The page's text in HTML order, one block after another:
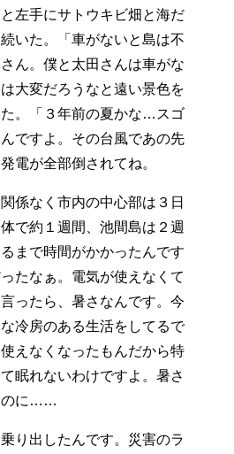
左手にサトウキビ畑と海だ
いた。「車がないと島は不
ん。僕と太田さんは車がな
大変だろうなと遠い景色を
。「３年前の夏かな…スゴ
ですよ。その台風であの先
電が全部倒されてね。
係なく市内の中心部は３日
で約１週間、池間島は２週
まで時間がかかったんです
たなぁ。電気が使えなくて
ったら、暑さなんです。今
冷房のある生活をしてるで
えなくなったもんだから特
眠れないわけですよ。暑さ
のに……
り出したんです。災害のラ